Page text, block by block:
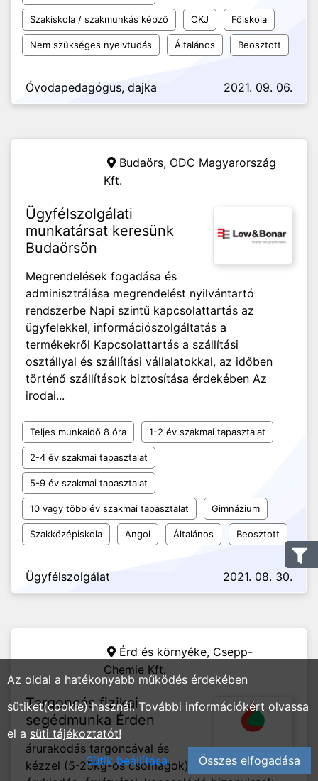
Szakiskola / szakmunkás képző OKJ Főiskola
Nem szükséges nyelvtudás Általános Beosztott
Óvodapedagógus, dajka 2021. 09. 06.
Budaörs, ODC Magyarország
Kft.
Ügyfélszolgálati
munkatársat keresünk
Budaörsön
Megrendelések fogadása és
adminisztrálása megrendelést nyilvántartó
rendszerbe Napi szintű kapcsolattartás az
ügyfelekkel, információszolgáltatás a
termékekről Kapcsolattartás a szállítási
osztállyal és szállítási vállalatokkal, az időben
történő szállítások biztosítása érdekében Az
irodai...
Teljes munkaidő 8 óra 1-2 év szakmai tapasztalat
2-4 év szakmai tapasztalat
5-9 év szakmai tapasztalat
10 vagy több év szakmai tapasztalat Gimnázium
Szakközépiskola Angol Általános Beosztott
Ügyfélszolgálat 2021. 08. 30.
Érd és környéke, Csepp-
Chemie Kft.
Targoncás fizikai
segédmunka Érden
árurakodás targoncával és
kézzel (5-25kg-os csomagok).
Az oldal a hatékonyabb működés érdekében
sütiket(cookie) használ. További információkért olvassa
el a süti tájékoztatót!
Sütik beállítása
Összes elfogadása